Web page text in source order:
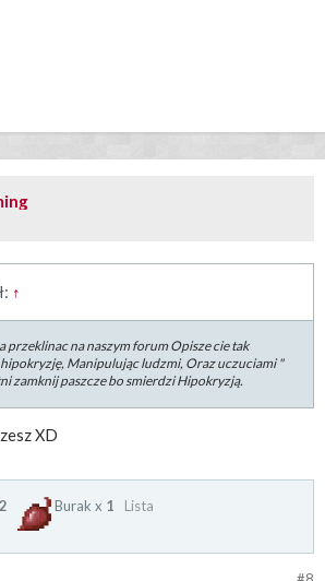
↑
przeklinac na naszym forum Opisze cie tak
Manipulując ludzmi, Oraz uczuciami "
zamknij paszcze bo smierdzi Hipokryzją.
XD
2 Burak x 1 Lista